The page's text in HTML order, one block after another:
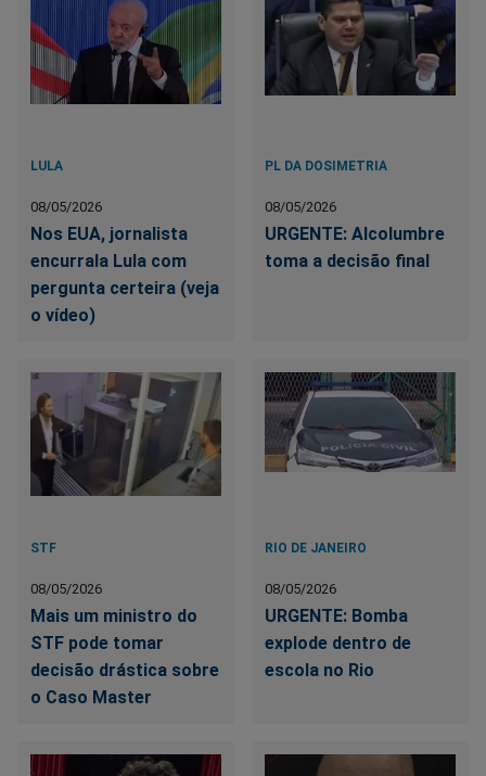
LULA
08/05/2026
Nos EUA, jornalista
encurrala Lula com
pergunta certeira (veja
o vídeo)
PL DA DOSIMETRIA
08/05/2026
URGENTE: Alcolumbre
toma a decisão final
STF
08/05/2026
Mais um ministro do
STF pode tomar
decisão drástica sobre
o Caso Master
RIO DE JANEIRO
08/05/2026
URGENTE: Bomba
explode dentro de
escola no Rio